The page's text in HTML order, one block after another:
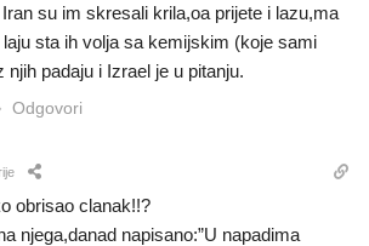
su im skresali krila,oa prijete i lazu,ma
sta ih volja sa kemijskim (koje sami
njih padaju i Izrael je u pitanju.
Odgovori
obrisao clanak!!?
njega,danad napisano:”U napadima